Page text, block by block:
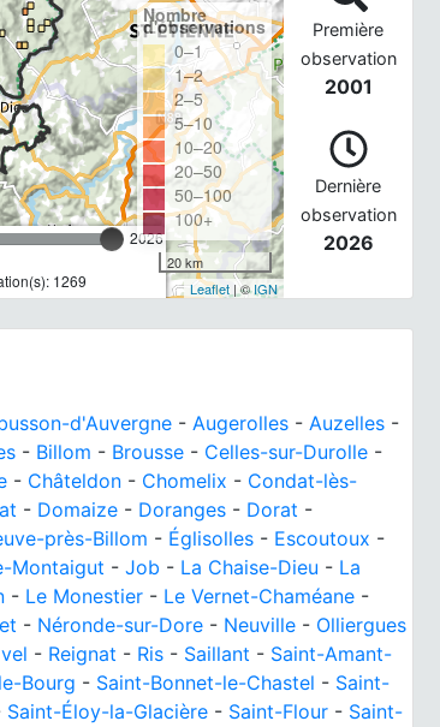
2026
1269
Nombre
d'observations
0–1
1–2
2–5
5–10
10–20
20–50
50–100
100+
20 km
Leaflet| ©IGN
Première
observation
2001
Dernière
observation
2026
d'Auvergne - Augerolles - Auzelles -
- Billom - Brousse - Celles-sur-Durolle -
- Châteldon - Chomelix - Condat-lès-
- Domaize - Doranges - Dorat -
près-Billom - Églisolles - Escoutoux -
Montaigut - Job - La Chaise-Dieu - La
- Le Monestier - Le Vernet-Chaméane -
- Néronde-sur-Dore - Neuville - Olliergues
- Reignat - Ris - Saillant - Saint-Amant-
Bourg - Saint-Bonnet-le-Chastel - Saint-
Saint-Éloy-la-Glacière - Saint-Flour - Saint-